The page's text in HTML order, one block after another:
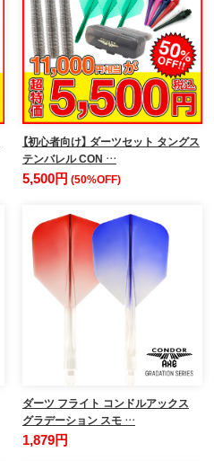
【初心者向け】 ダーツセット タングス
テンバレル CON …
5,500円 (50%OFF)
ダーツ フライト コンドルアックス
グラデーション スモ …
1,879円